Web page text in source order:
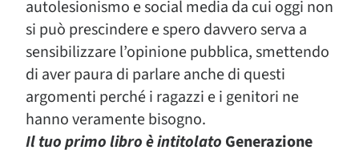
autolesionismo e social media da cui oggi non
si può prescindere e spero davvero serva a
sensibilizzare l’opinione pubblica, smettendo
di aver paura di parlare anche di questi
argomenti perché i ragazzi e i genitori ne
hanno veramente bisogno.
Il tuo primo libro è intitolato Generazione